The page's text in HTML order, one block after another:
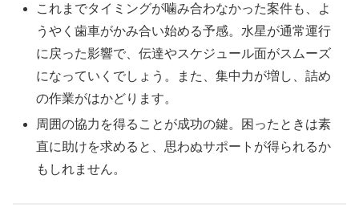
これまでタイミングが噛み合わなかった案件も、よ
うやく歯車がかみ合い始める予感。水星が通常運行
に戻った影響で、伝達やスケジュール面がスムーズ
になっていくでしょう。また、集中力が増し、詰め
の作業がはかどります。
周囲の協力を得ることが成功の鍵。困ったときは素
直に助けを求めると、思わぬサポートが得られるか
もしれません。